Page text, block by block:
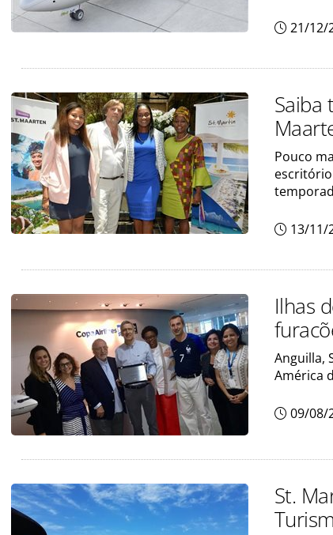
21/12/
Saiba
Pouco
13/11/
Ilhas
Anguilla,
América
09/08/
St.